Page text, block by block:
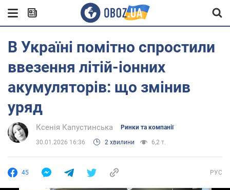
В Україні помітно спростили
ввезення літій-іонних
акумуляторів: що змінив
уряд
Ксенія Капустинська Ринки та компанії
30.01.2026 16:36 2 хвилини 6,2 т.
45 РУС